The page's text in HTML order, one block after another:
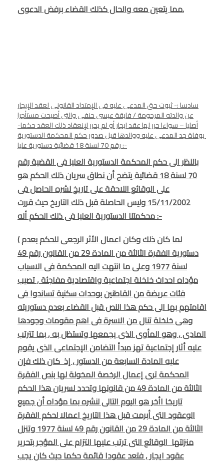
مما يتعين معه والحال كذلك القضاء برفض الدعوى.
سادسا :- ثبوت حق المدعى عليه فى الإمتداد القانونى لعقد الإيجار
عن والدته المرحومة / فايقة عيسى حنفى والتى أصبحت مستأجرا
أصليا – سواءا حرر لها عقد ايجار أو لم يحرر لإنعقاد ذلك العقد حكما-
بوفاة جد المدعى عليه ووالدها قبل صدور حكم المحكمة الدستورية
رقم 70 لسنة 18 قضائية دستورية عليا :-
بالنظر الى حكم المحكمة الدستورية العليا فى القضية رقم
70 لسنة 18 قضائية يتضح أن نطاق سريان ذلك الحكم هو
على الوقائع اللاحقة على تاريخ نشره الحاصل فى
15/11/2002 وليس الحاصلة قبل ذلك التاريخ حيث قررت
محكمتنا الدستورية العليا فى ذلك الحكم أنه :-
( لما كان ذلك وكان اعمال الأثر الرجعى للحكم بعدم
دستورية الفقرة الثالثة من المادة 29 من القانون رقم 49
لسنة 1977 وعلى ما انتهت اليه المحكمة فى الاسباب
مؤداه احداث خلخلة اجتماعية واقتصادية مفاجئة , تصيب
فئات عريضة من القاطنين بوحدات سكنية تساندوا فى
اقامتهم بها الى حكم هذا النص قبل القضاء بعدم دستوريته
وهى خلخلة تنال من الاسرة فى اهم مقومات وجودها
المادى , وهو المأوى الذى يجمعها وتستظل به , بما تترتب
عليه أثار إجتماعية تهز مبدأ التضامن الإجتماعى الذى يقوم
عليه المادة السابعة من الدستور , إذ كان ذلك فإن
المحكمة ترى إعمال الرخصة المخولة لها بنص الفقرة
الثالثة من المادة 49 من قانونها وتحدد لسريان هذا الحكم
تاريخا اأخر هو اليوم التالى لنشره بما مؤداه أن جميع
الوعقود التى أبرمت قبل هذا التاريخ اعمالا لحكم الفقرة
الثالثة من المادة 29 من القانون رقم 49 لسنة 1977 وتنزل
منزلتها الوقائع التى ترتب عليها التزام على المؤجر بتحرير
عقود ايجار , فتعد عقودا قائمة حكما حيث كان يجب